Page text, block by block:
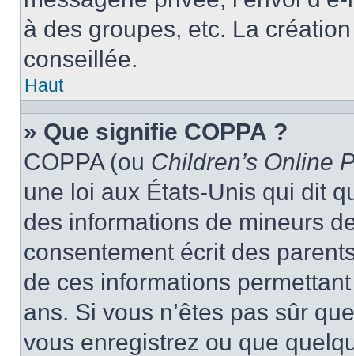
à des groupes, etc. La
conseillée.
Haut
» Que signifie COPPA ?
COPPA (ou Children’s Online
une loi aux États-Unis qui dit
des informations de mineurs
consentement écrit des
de ces informations
ans. Si vous n’êtes pas sûr
vous enregistrez ou que